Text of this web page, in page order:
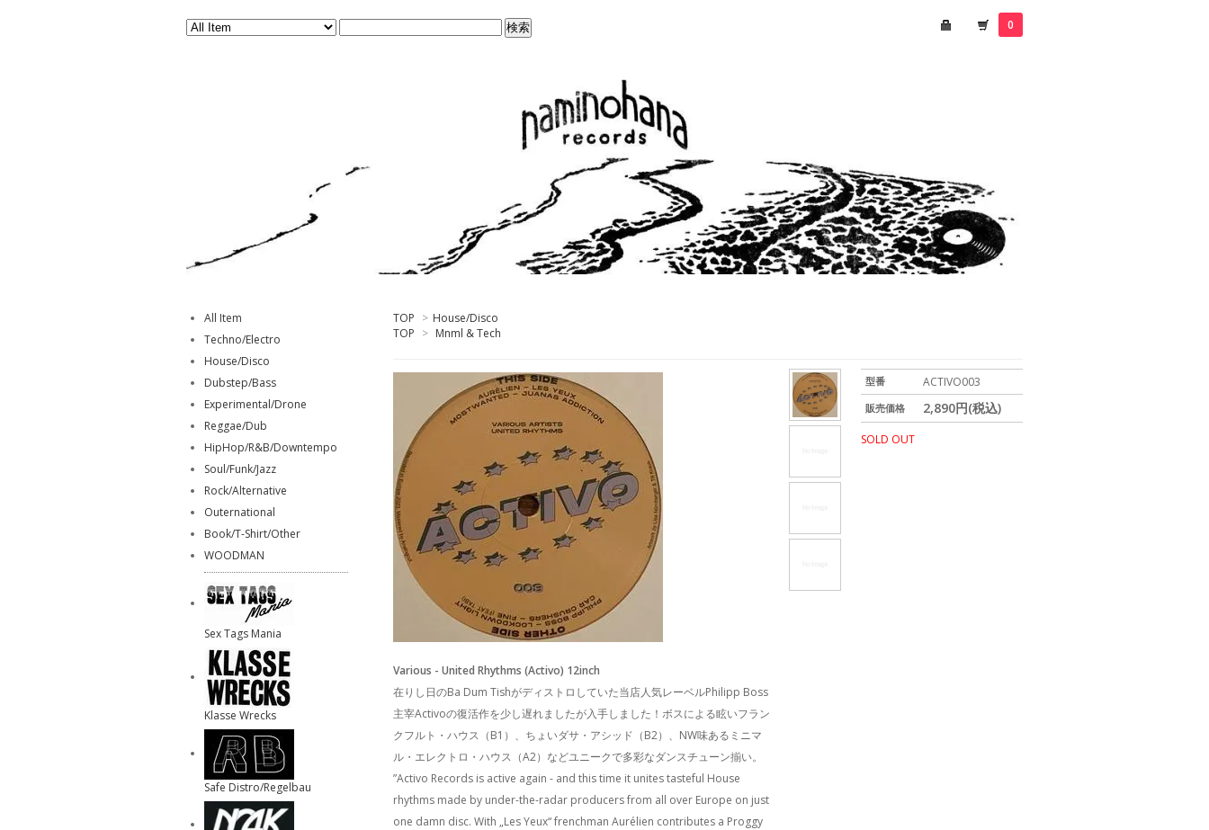
0
TOP > House/Disco
TOP > Mnml & Tech
型番 ACTIVO003
販売価格 2,890円(税込)
SOLD OUT
Various - United Rhythms (Activo) 12inch
在りし日のBa Dum Tishがディストロしていた当店人気レーベルPhilipp Boss
主宰Activoの復活作を少し遅れましたが入手しました！ボスによる眩いフラン
クフルト・ハウス（B1）、ちょいダサ・アシッド（B2）、NW味あるミニマ
ル・エレクトロ・ハウス（A2）などユニークで多彩なダンスチューン揃い。
”Activo Records is active again - and this time it unites tasteful House
rhythms made by under-the-radar producers from all over Europe on just
one damn disc. With „Les Yeux“ frenchman Aurélien contributes a Proggy
All Item
Techno/Electro
House/Disco
Dubstep/Bass
Experimental/Drone
Reggae/Dub
HipHop/R&B/Downtempo
Soul/Funk/Jazz
Rock/Alternative
Outernational
Book/T-Shirt/Other
WOODMAN
Sex Tags Mania
Klasse Wrecks
Safe Distro/Regelbau